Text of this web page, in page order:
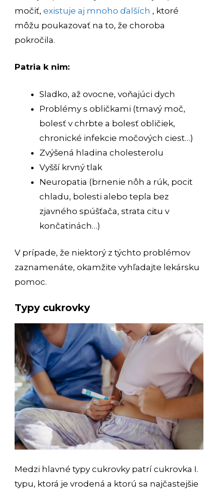
močiť, existuje aj mnoho ďalších , ktoré
môžu poukazovať na to, že choroba
pokročila.
Patria k nim:
Sladko, až ovocne, voňajúci dych
Problémy s obličkami (tmavý moč,
bolesť v chrbte a bolesť obličiek,
chronické infekcie močových ciest…)
Zvýšená hladina cholesterolu
Vyšší krvný tlak
Neuropatia (brnenie nôh a rúk, pocit
chladu, bolesti alebo tepla bez
zjavného spúšťača, strata citu v
končatinách…)
V prípade, že niektorý z týchto problémov
zaznamenáte, okamžite vyhľadajte lekársku
pomoc.
Typy cukrovky
Medzi hlavné typy cukrovky patrí cukrovka I.
typu, ktorá je vrodená a ktorú sa najčastejšie